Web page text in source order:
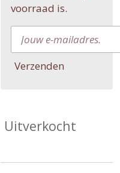
voorraad is.
Verzenden
Uitverkocht